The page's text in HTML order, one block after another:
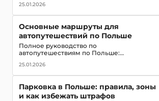
обязательное оборудование в
автомобиле и размеры штрафов для
25.01.2026
Основные маршруты для
автопутешествий по Польше
Полное руководство по
автопутешествиям по Польше:
достопримечательности, замки, горы и
озёра, советы для водителей
25.01.2026
Парковка в Польше: правила, зоны
и как избежать штрафов